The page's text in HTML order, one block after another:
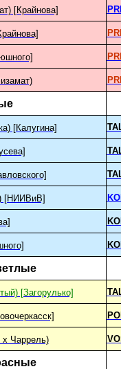
[Крайнова]
[Калугина]
[НИИВиВ]
[Загорулько]
Чаррель)